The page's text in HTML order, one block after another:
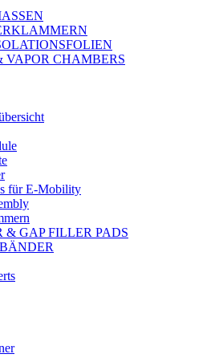
VAPOR CHAMBERS
für E-Mobility
& GAP FILLER PADS